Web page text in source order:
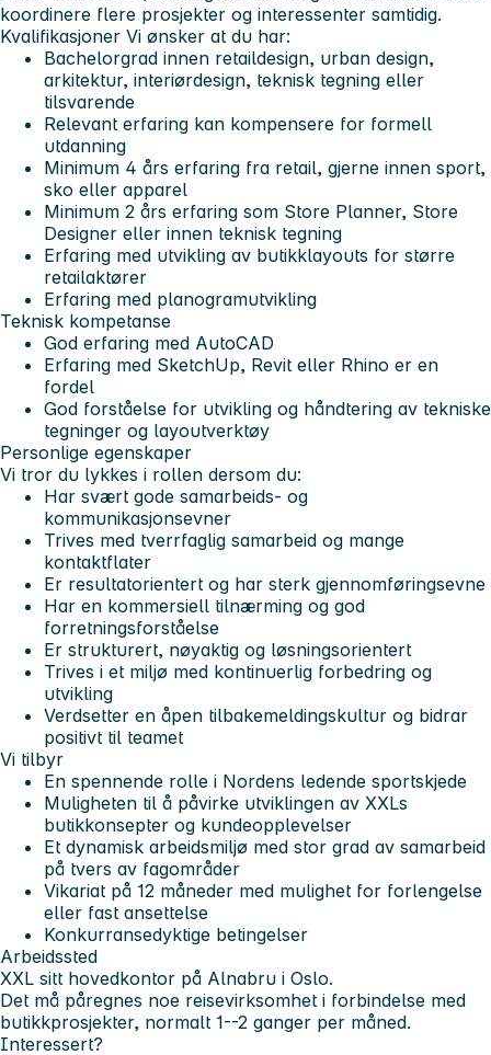
koordinere flere prosjekter og interessenter samtidig.
Kvalifikasjoner Vi ønsker at du har:
Bachelorgrad innen retaildesign, urban design,
arkitektur, interiørdesign, teknisk tegning eller
tilsvarende
Relevant erfaring kan kompensere for formell
utdanning
Minimum 4 års erfaring fra retail, gjerne innen sport,
sko eller apparel
Minimum 2 års erfaring som Store Planner, Store
Designer eller innen teknisk tegning
Erfaring med utvikling av butikklayouts for større
retailaktører
Erfaring med planogramutvikling
Teknisk kompetanse
God erfaring med AutoCAD
Erfaring med SketchUp, Revit eller Rhino er en
fordel
God forståelse for utvikling og håndtering av tekniske
tegninger og layoutverktøy
Personlige egenskaper
Vi tror du lykkes i rollen dersom du:
Har svært gode samarbeids- og
kommunikasjonsevner
Trives med tverrfaglig samarbeid og mange
kontaktflater
Er resultatorientert og har sterk gjennomføringsevne
Har en kommersiell tilnærming og god
forretningsforståelse
Er strukturert, nøyaktig og løsningsorientert
Trives i et miljø med kontinuerlig forbedring og
utvikling
Verdsetter en åpen tilbakemeldingskultur og bidrar
positivt til teamet
Vi tilbyr
En spennende rolle i Nordens ledende sportskjede
Muligheten til å påvirke utviklingen av XXLs
butikkonsepter og kundeopplevelser
Et dynamisk arbeidsmiljø med stor grad av samarbeid
på tvers av fagområder
Vikariat på 12 måneder med mulighet for forlengelse
eller fast ansettelse
Konkurransedyktige betingelser
Arbeidssted
XXL sitt hovedkontor på Alnabru i Oslo.
Det må påregnes noe reisevirksomhet i forbindelse med
butikkprosjekter, normalt 1--2 ganger per måned.
Interessert?